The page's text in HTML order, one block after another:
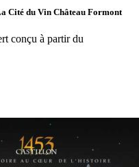
Cité du Vin Château Formont
conçu à partir du